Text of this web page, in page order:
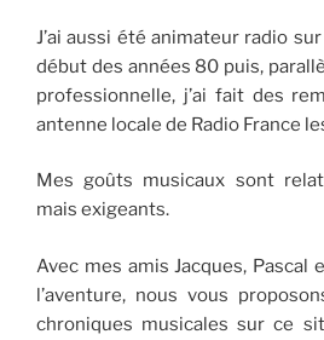
J’ai aussi été animateur radio
début des années 80 puis,
professionnelle, j’ai fait des
antenne locale de Radio France
Mes goûts musicaux sont
mais exigeants.
Avec mes amis Jacques,
l’aventure, nous vous
chroniques musicales sur ce